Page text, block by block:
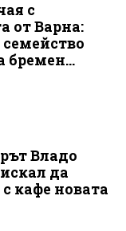
с
от Варна:
бремен...
Владо
да
кафе новата